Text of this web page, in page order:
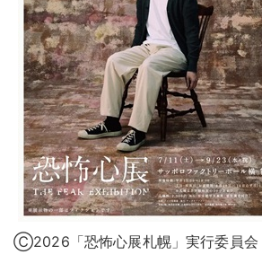
Ⓒ2026「恐怖心展札幌」実行委員会